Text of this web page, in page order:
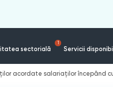
sectorială
1
Servicii
acordate salariaților începând cu